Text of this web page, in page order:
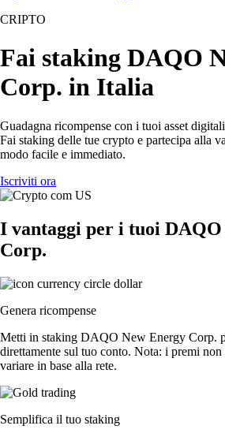
CRIPTO
Fai staking DAQO
Corp. in Italia
Guadagna ricompense con i tuoi asset
Fai staking delle tue crypto e partecipa alla
modo facile e immediato.
Iscriviti ora
I vantaggi per i tuoi DAQO
Corp.
Genera ricompense
Metti in staking DAQO New Energy Corp.
direttamente sul tuo conto. Nota: i premi
variare in base alla rete.
Semplifica il tuo staking